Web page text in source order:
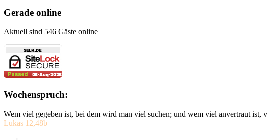
Gerade online
Aktuell sind 546 Gäste online
Wochenspruch:
Wem viel gegeben ist, bei dem wird man viel suchen; und wem viel anvertraut ist,
Lukas 12,48b